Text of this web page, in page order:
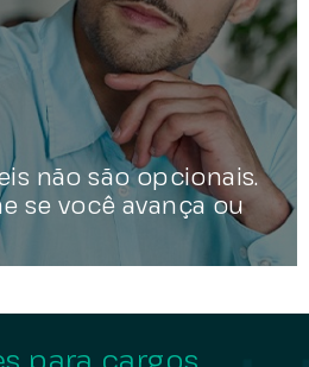
não são opcionais.
se você avança ou